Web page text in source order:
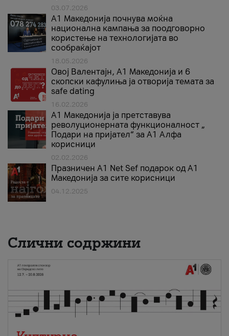
03.07.2026
A1 Македонија почнува моќна
национална кампања за поодговорно
користење на технологијата во
сообраќајот
18.05.2026
Овој Валентајн, A1 Македонија и 6
скопски кафулиња ја отворија темата за
safe dating
16.02.2026
А1 Македонија ја претставува
револуционерната функционалност „
Подари на пријател“ за А1 Алфа
корисници
02.02.2026
Празничен A1 Net Sеf подарок од А1
Македонија за сите корисници
04.12.2025
Слични содржини